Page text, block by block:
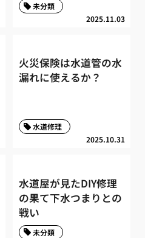
2025.11.03
未分類
火災保険は水道管の水
漏れに使えるか？
2025.10.31
水道修理
水道屋が見たDIY修理
の果て下水つまりとの
戦い
未分類